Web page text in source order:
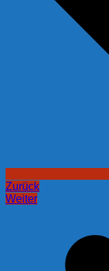
Zurück
Weiter